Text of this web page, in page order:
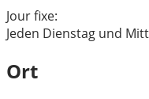
Jour fixe:
Jeden Dienstag und
Ort